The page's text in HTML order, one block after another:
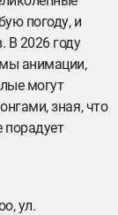
погоду, и
В 2026 году
анимации,
могут
зная, что
порадует
ул.